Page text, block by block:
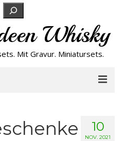
Whisky
Mit Gravur. Miniatursets.
10
NOV. 2021